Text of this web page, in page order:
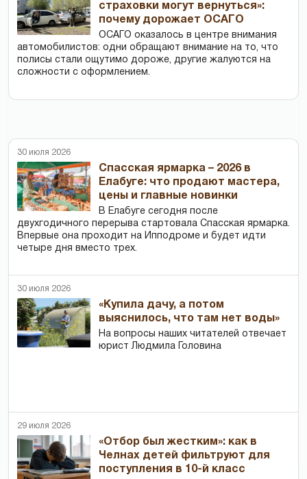
страховки могут вернуться»:
почему дорожает ОСАГО
ОСАГО оказалось в центре внимания
автомобилистов: одни обращают внимание на то, что
полисы стали ощутимо дороже, другие жалуются на
сложности с оформлением.
30 июля 2026
Спасская ярмарка – 2026 в
Елабуге: что продают мастера,
цены и главные новинки
В Елабуге сегодня после
двухгодичного перерыва стартовала Спасская ярмарка.
Впервые она проходит на Ипподроме и будет идти
четыре дня вместо трех.
30 июля 2026
«Купила дачу, а потом
выяснилось, что там нет воды»
На вопросы наших читателей отвечает
юрист Людмила Головина
29 июля 2026
«Отбор был жестким»: как в
Челнах детей фильтруют для
поступления в 10-й класс